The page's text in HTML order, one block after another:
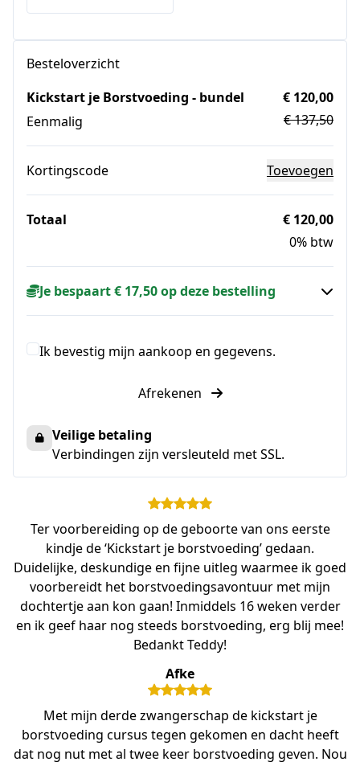
Besteloverzicht
Kickstart je Borstvoeding - bundel
Eenmalig
€ 120,00
€ 137,50
Kortingscode Toevoegen
Totaal
€ 120,00
0% btw
Je bespaart € 17,50 op deze bestelling
Ik bevestig mijn aankoop en gegevens.
Afrekenen
Veilige betaling
Verbindingen zijn versleuteld met SSL.
Ter voorbereiding op de geboorte van ons eerste
kindje de ‘Kickstart je borstvoeding’ gedaan.
Duidelijke, deskundige en fijne uitleg waarmee ik goed
voorbereidt het borstvoedingsavontuur met mijn
dochtertje aan kon gaan! Inmiddels 16 weken verder
en ik geef haar nog steeds borstvoeding, erg blij mee!
Bedankt Teddy!
Afke
Met mijn derde zwangerschap de kickstart je
borstvoeding cursus tegen gekomen en dacht heeft
dat nog nut met al twee keer borstvoeding geven. Nou